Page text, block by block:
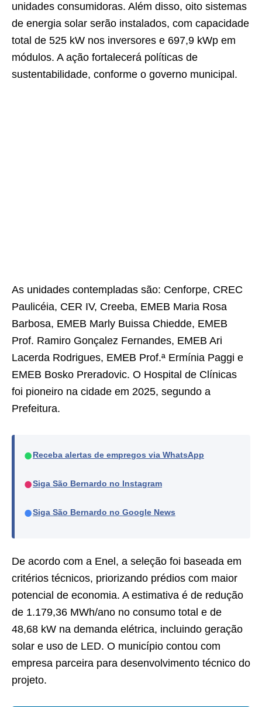
unidades consumidoras. Além disso, oito sistemas
de energia solar serão instalados, com capacidade
total de 525 kW nos inversores e 697,9 kWp em
módulos. A ação fortalecerá políticas de
sustentabilidade, conforme o governo municipal.
As unidades contempladas são: Cenforpe, CREC
Paulicéia, CER IV, Creeba, EMEB Maria Rosa
Barbosa, EMEB Marly Buissa Chiedde, EMEB
Prof. Ramiro Gonçalez Fernandes, EMEB Ari
Lacerda Rodrigues, EMEB Prof.ª Ermínia Paggi e
EMEB Bosko Preradovic. O Hospital de Clínicas
foi pioneiro na cidade em 2025, segundo a
Prefeitura.
● Receba alertas de empregos via WhatsApp
●Siga São Bernardo no Instagram
●Siga São Bernardo no Google News
De acordo com a Enel, a seleção foi baseada em
critérios técnicos, priorizando prédios com maior
potencial de economia. A estimativa é de redução
de 1.179,36 MWh/ano no consumo total e de
48,68 kW na demanda elétrica, incluindo geração
solar e uso de LED. O município contou com
empresa parceira para desenvolvimento técnico do
projeto.